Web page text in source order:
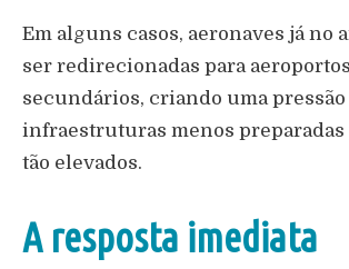
Em alguns casos, aeronaves já no
ser redirecionadas para aeroportos
secundários, criando uma
infraestruturas menos preparadas
tão elevados.
A resposta imediata